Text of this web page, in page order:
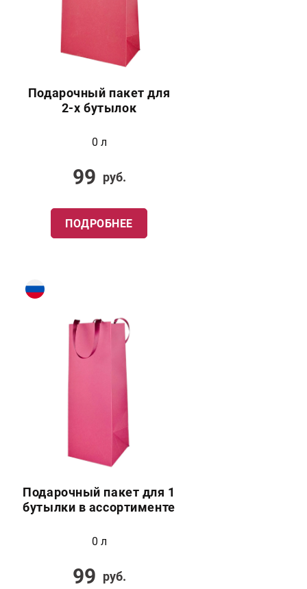
Подарочный пакет для
2-х бутылок
0 л
99 руб.
ПОДРОБНЕЕ
Подарочный пакет для 1
бутылки в ассортименте
0 л
99 руб.